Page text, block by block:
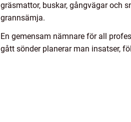
gräsmattor, buskar, gångvägar och
grannsämja.
En gemensam nämnare för all
gått sönder planerar man insatser,